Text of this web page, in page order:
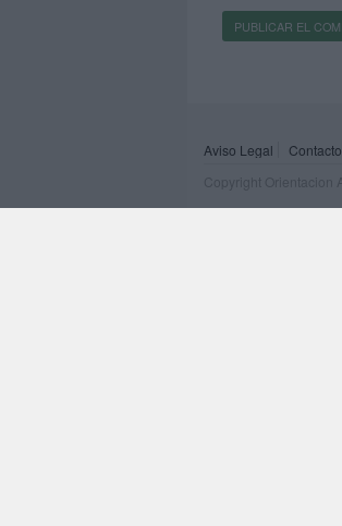
Aviso Legal Contacto